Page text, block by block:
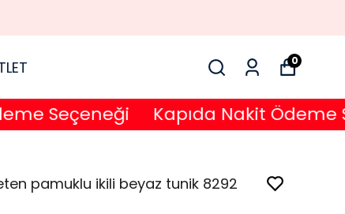
0
Seçeneği Kapıda Nakit Ödeme
pamuklu ikili beyaz tunik 8292